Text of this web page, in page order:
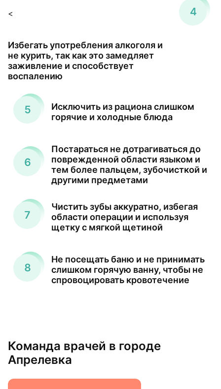
<
Избегать употребления алкоголя и
не курить, так как это замедляет
заживление и способствует
воспалению
Исключить из рациона слишком
горячие и холодные блюда
Постараться не дотрагиваться до
поврежденной области языком и
тем более пальцем, зубочисткой и
другими предметами
Чистить зубы аккуратно, избегая
области операции и используя
щетку с мягкой щетиной
Не посещать баню и не принимать
слишком горячую ванну, чтобы не
спровоцировать кровотечение
Команда врачей в городе
Апрелевка